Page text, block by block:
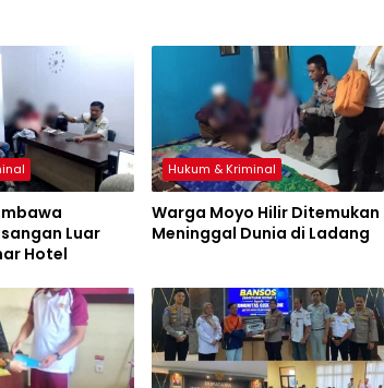
Luar
Hotel
Hukum & Kriminal
Warga Moyo Hilir Ditemukan
Meninggal Dunia di Ladang